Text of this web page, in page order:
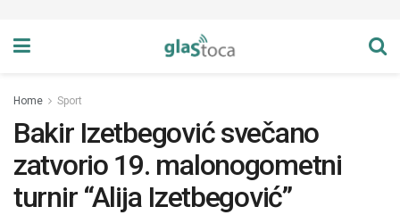
Home Sport
Bakir Izetbegović svečano
zatvorio 19. malonogometni
turnir “Alija Izetbegović”